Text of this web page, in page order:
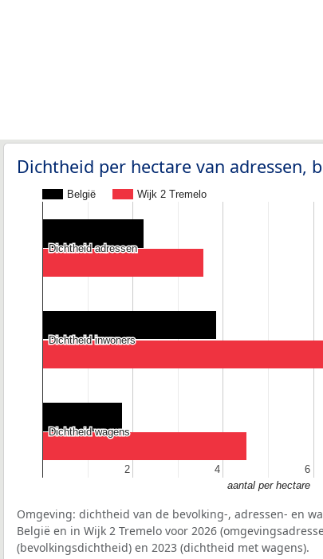
Dichtheid per hectare van adressen,
België Wijk 2 Tremelo
2
2 4
4 6
6
Dichtheid adressen
Dichtheid adressen
Dichtheid inwoners
Dichtheid inwoners
Dichtheid wagens
Dichtheid wagens
aantal per hectare
Omgeving: dichtheid van de bevolking-, adressen- en
België en in Wijk 2 Tremelo voor 2026
(bevolkingsdichtheid) en 2023 (dichtheid met wagens).